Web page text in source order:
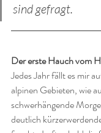
sind gefragt.
Der erste Hauch vom
Jedes Jahr fällt es mir
alpinen Gebieten, wie
schwerhängende
deutlich